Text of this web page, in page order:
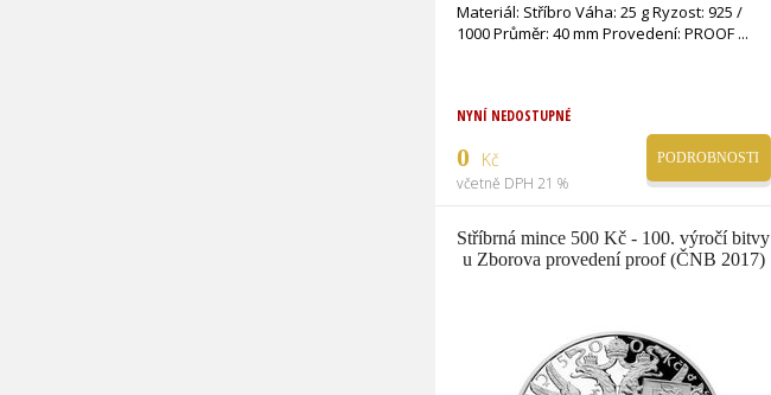
Materiál: Stříbro Váha: 25 g Ryzost: 925 /
1000 Průměr: 40 mm Provedení: PROOF
NYNÍ NEDOSTUPNÉ
0 Kč
včetně DPH 21 %
PODROBNOSTI
Stříbrná mince 500 Kč - 100. výročí bitvy
u Zborova provedení proof (ČNB 2017)